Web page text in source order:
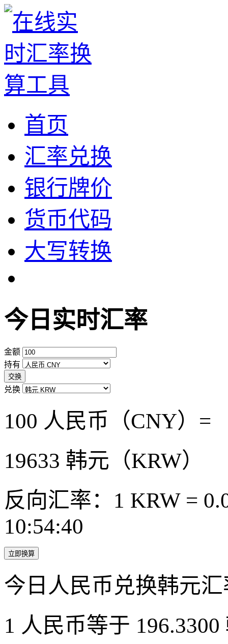
首页
汇率兑换
银行牌价
货币代码
大写转换
今日实时汇率
金额
持有
交换
兑换
100 人民币（CNY）=
19633 韩元（KRW）
反向汇率：1 KRW =
10:54:40
立即换算
今日人民币兑换韩元
1 人民币等于